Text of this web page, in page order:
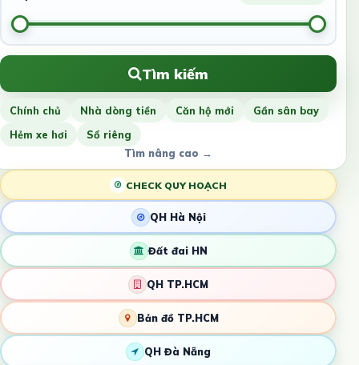
Tìm kiếm
Chính chủ Nhà dòng tiền Căn hộ mới
Gần sân bay
Hẻm xe hơi
Sổ riêng
Tìm nâng cao →
CHECK QUY HOẠCH
QH Hà Nội
Đất đai HN
QH TP.HCM
Bản đồ TP.HCM
QH Đà Nẵng